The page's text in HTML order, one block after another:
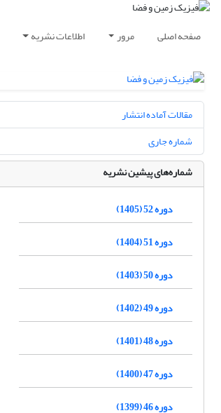
صفحه اصلی مرور اطلاعات نشریه
مقالات آماده انتشار
شماره جاری
شماره‌های پیشین نشریه
دوره 52 (1405)
دوره 51 (1404)
دوره 50 (1403)
دوره 49 (1402)
دوره 48 (1401)
دوره 47 (1400)
دوره 46 (1399)